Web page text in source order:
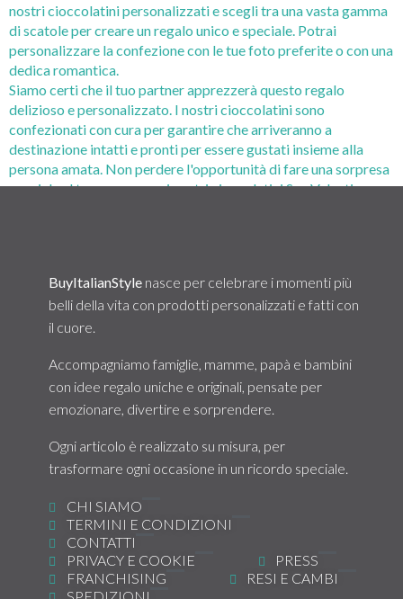
nostri cioccolatini personalizzati e scegli tra una vasta gamma
di scatole per creare un regalo unico e speciale. Potrai
personalizzare la confezione con le tue foto preferite o con una
dedica romantica.
Siamo certi che il tuo partner apprezzerà questo regalo
delizioso e personalizzato. I nostri cioccolatini sono
confezionati con cura per garantire che arriveranno a
destinazione intatti e pronti per essere gustati insieme alla
persona amata. Non perdere l'opportunità di fare una sorpresa
speciale al tuo amore con i nostri cioccolatini San Valentino
BuyItalianStyle nasce per celebrare i momenti più
belli della vita con prodotti personalizzati e fatti con
il cuore.
Accompagniamo famiglie, mamme, papà e bambini
con idee regalo uniche e originali, pensate per
emozionare, divertire e sorprendere.
Ogni articolo è realizzato su misura, per
trasformare ogni occasione in un ricordo speciale.
CHI SIAMO
TERMINI E CONDIZIONI
CONTATTI
PRIVACY E COOKIE
PRESS
FRANCHISING
RESI E CAMBI